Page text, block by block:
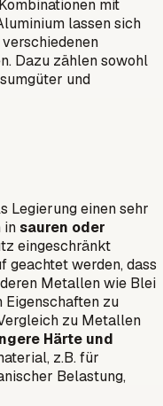
mit
lassen sich
Dazu zählen sowohl
und
Legierung einen sehr
insauren oder
eingeschränkt
geachtet werden, dass
Metallen wie Blei
Eigenschaften zu
zu Metallen
Härte und
z.B. für
Belastung,